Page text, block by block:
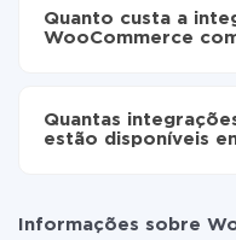
automaticamente
30 minutos. Em
minutos.
Quanto custa a
WooCommerce
as tarifas. Você paga
dados que é
ou mudar para um de
Quantas
estão disponíveis
Informações sobre